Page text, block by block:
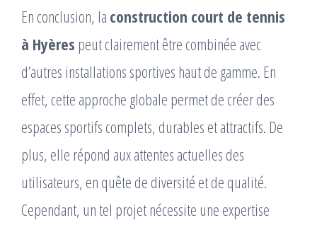
En conclusion, la construction court de tennis
à Hyères peut clairement être combinée avec
d’autres installations sportives haut de gamme. En
effet, cette approche globale permet de créer des
espaces sportifs complets, durables et attractifs. De
plus, elle répond aux attentes actuelles des
utilisateurs, en quête de diversité et de qualité.
Cependant, un tel projet nécessite une expertise